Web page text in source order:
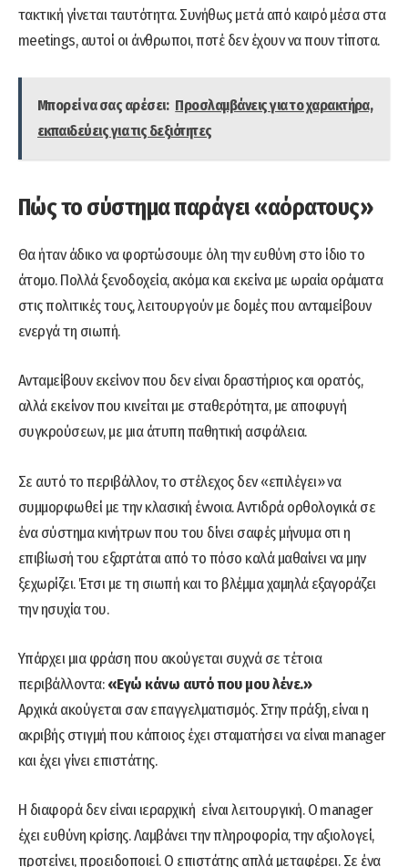
τακτική γίνεται ταυτότητα. Συνήθως μετά από καιρό μέσα στα
meetings, αυτοί οι άνθρωποι, ποτέ δεν έχουν να πουν τίποτα.
Μπορεί να σας αρέσει: Προσλαμβάνεις για το χαρακτήρα,
εκπαιδεύεις για τις δεξιότητες
Πώς το σύστημα παράγει «αόρατους»
Θα ήταν άδικο να φορτώσουμε όλη την ευθύνη στο ίδιο το
άτομο. Πολλά ξενοδοχεία, ακόμα και εκείνα με ωραία οράματα
στις πολιτικές τους, λειτουργούν με δομές που ανταμείβουν
ενεργά τη σιωπή.
Ανταμείβουν εκείνον που δεν είναι δραστήριος και ορατός,
αλλά εκείνον που κινείται με σταθερότητα, με αποφυγή
συγκρούσεων, με μια άτυπη παθητική ασφάλεια.
Σε αυτό το περιβάλλον, το στέλεχος δεν «επιλέγει» να
συμμορφωθεί με την κλασική έννοια. Αντιδρά ορθολογικά σε
ένα σύστημα κινήτρων που του δίνει σαφές μήνυμα οτι η
επιβίωσή του εξαρτάται από το πόσο καλά μαθαίνει να μην
ξεχωρίζει. Έτσι με τη σιωπή και το βλέμμα χαμηλά εξαγοράζει
την ησυχία του.
Υπάρχει μια φράση που ακούγεται συχνά σε τέτοια
περιβάλλοντα:«Εγώ κάνω αυτό που μου λένε.»
Αρχικά ακούγεται σαν επαγγελματισμός. Στην πράξη, είναι η
ακριβής στιγμή που κάποιος έχει σταματήσει να είναι manager
και έχει γίνει επιστάτης.
Η διαφορά δεν είναι ιεραρχική είναι λειτουργική. Ο manager
έχει ευθύνη κρίσης. Λαμβάνει την πληροφορία, την αξιολογεί,
προτείνει, προειδοποιεί. Ο επιστάτης απλά μεταφέρει. Σε ένα